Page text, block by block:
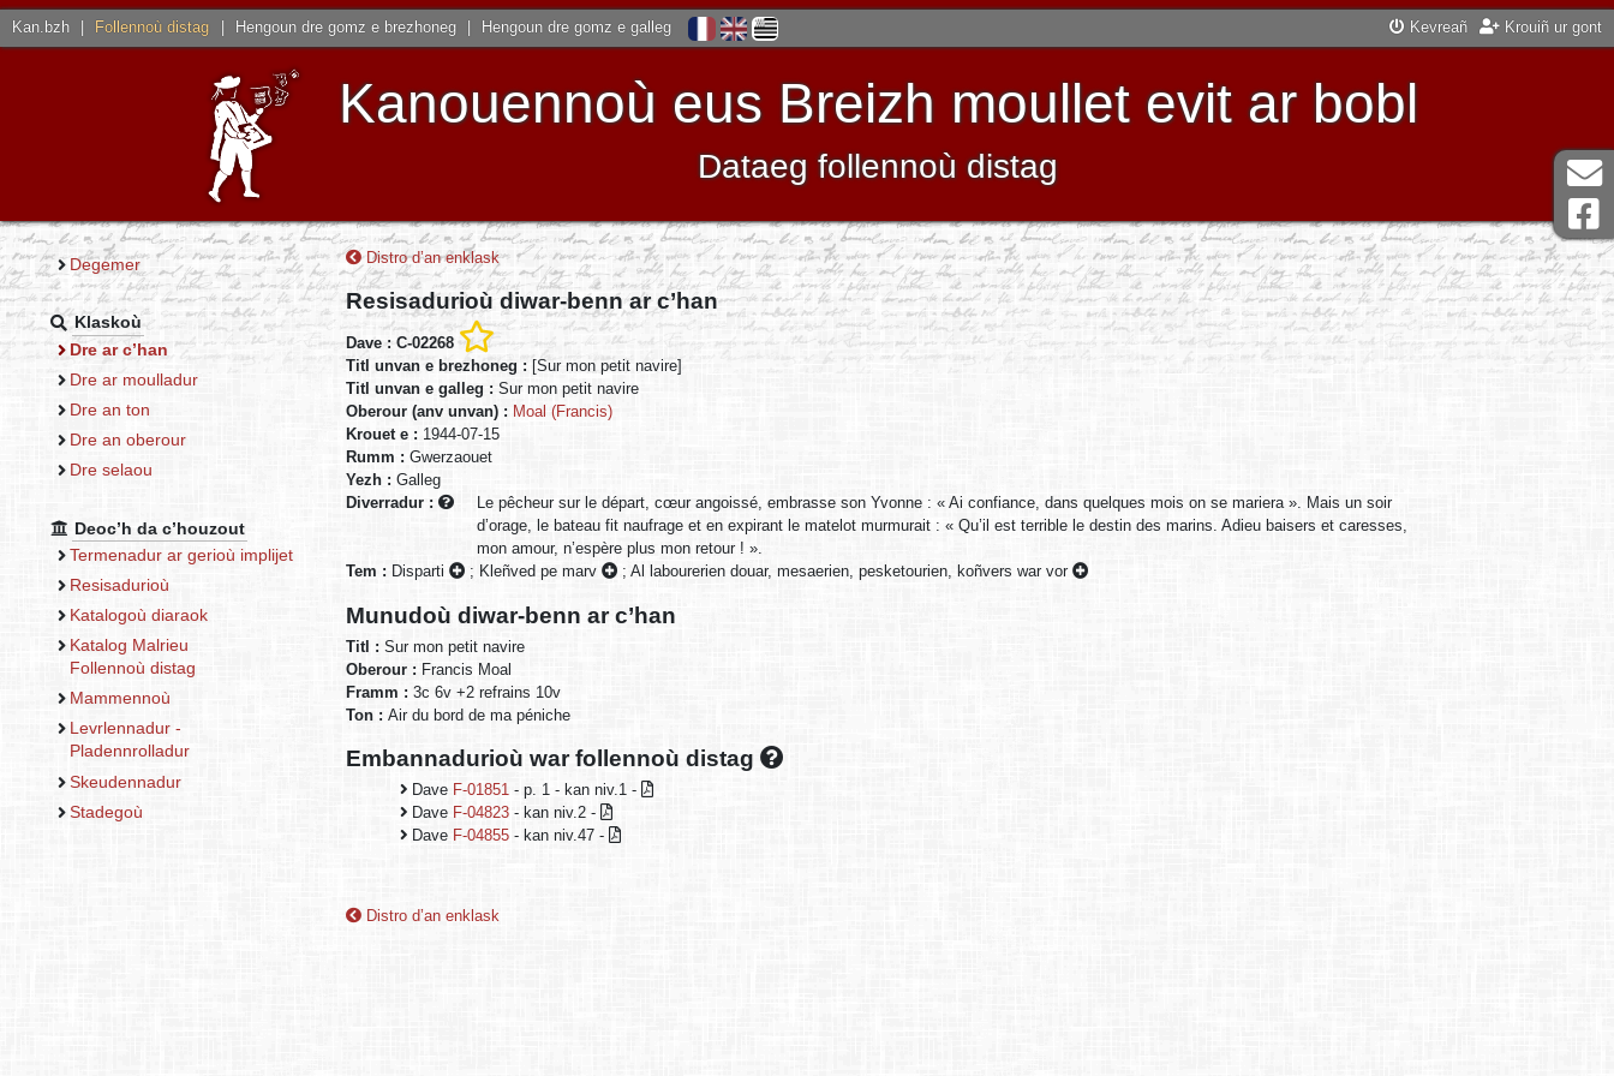
Kan.bzh Follennoù distag Hengoun dre gomz e brezhoneg Hengoun dre gomz e galleg Kevreañ Krouiñ ur gont
Kanouennoù eus Breizh moullet evit ar bobl
Dataeg follennoù distag
Degemer
Klaskoù
Dre ar c’han
Dre ar moulladur
Dre an ton
Dre an oberour
Dre selaou
Deoc’h da c’houzout
Termenadur ar gerioù implijet
Resisadurioù
Katalogoù diaraok
Katalog Malrieu
Follennoù distag
Mammennoù
Levrlennadur -
Pladennrolladur
Skeudennadur
Stadegoù
Distro d’an enklask
Resisadurioù diwar-benn ar c’han
Dave : C-02268
Titl unvan e brezhoneg : [Sur mon petit navire]
Titl unvan e galleg : Sur mon petit navire
Oberour (anv unvan) : Moal (Francis)
Krouet e : 1944-07-15
Rumm : Gwerzaouet
Yezh : Galleg
Diverradur :
Le pêcheur sur le départ, cœur angoissé, embrasse son Yvonne : « Ai confiance, dans quelques mois on se mariera ». Mais un soir
d’orage, le bateau fit naufrage et en expirant le matelot murmurait : « Qu’il est terrible le destin des marins. Adieu baisers et caresses,
mon amour, n’espère plus mon retour ! ».
Tem : Disparti ; Kleñved pe marv ; Al labourerien douar, mesaerien, pesketourien, koñvers war vor
Munudoù diwar-benn ar c’han
Titl : Sur mon petit navire
Oberour : Francis Moal
Framm : 3c 6v +2 refrains 10v
Ton : Air du bord de ma péniche
Embannadurioù war follennoù distag
Dave F-01851 - p. 1 - kan niv.1 -
Dave F-04823 - kan niv.2 -
Dave F-04855 - kan niv.47 -
Distro d’an enklask